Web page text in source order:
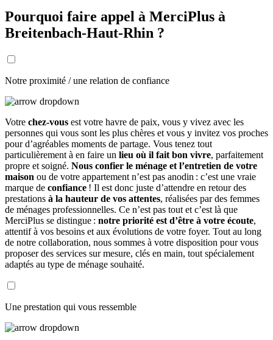
Pourquoi faire appel à MerciPlus à
Breitenbach-Haut-Rhin ?
Notre proximité / une relation de confiance
Votre chez-vous est votre havre de paix, vous y vivez avec les
personnes qui vous sont les plus chères et vous y invitez vos proches
pour d’agréables moments de partage. Vous tenez tout
particulièrement à en faire un lieu où il fait bon vivre, parfaitement
propre et soigné. Nous confier le ménage et l’entretien de votre
maison ou de votre appartement n’est pas anodin : c’est une vraie
marque de confiance ! Il est donc juste d’attendre en retour des
prestations à la hauteur de vos attentes, réalisées par des femmes
de ménages professionnelles. Ce n’est pas tout et c’est là que
MerciPlus se distingue : notre priorité est d’être à votre écoute,
attentif à vos besoins et aux évolutions de votre foyer. Tout au long
de notre collaboration, nous sommes à votre disposition pour vous
proposer des services sur mesure, clés en main, tout spécialement
adaptés au type de ménage souhaité.
Une prestation qui vous ressemble